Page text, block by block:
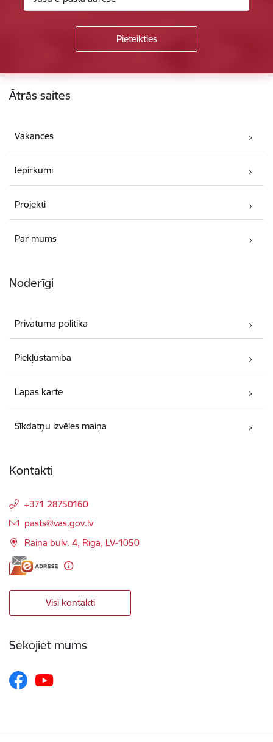
Kājene
Ātrās saites
Vakances
Iepirkumi
Projekti
Par mums
Noderīgi
Privātuma politika
Piekļūstamība
Lapas karte
Sīkdatņu izvēles maiņa
Kontakti
+371 28750160
E-pasts:
pasts@vas.gov.lv
Raiņa bulv. 4, Rīga, LV-1050
Visi kontakti
Sekojiet mums